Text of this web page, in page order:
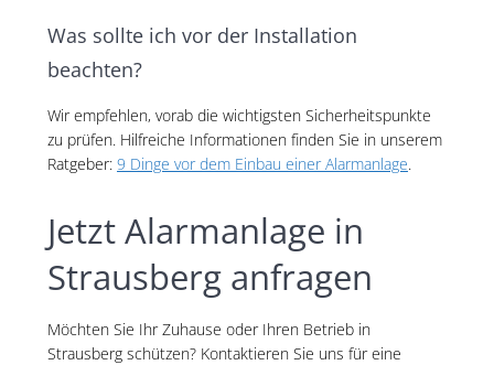
Was sollte ich vor der Installation
beachten?
Wir empfehlen, vorab die wichtigsten Sicherheitspunkte
zu prüfen. Hilfreiche Informationen finden Sie in unserem
Ratgeber: 9 Dinge vor dem Einbau einer Alarmanlage.
Jetzt Alarmanlage in
Strausberg anfragen
Möchten Sie Ihr Zuhause oder Ihren Betrieb in
Strausberg schützen? Kontaktieren Sie uns für eine